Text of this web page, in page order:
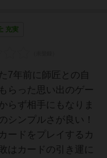
充実
7年前に師匠との自
らった思い出のゲー
らず相手にもなりま
シンプルさが良い！
ードをプレイするカ
はカードの引き運に